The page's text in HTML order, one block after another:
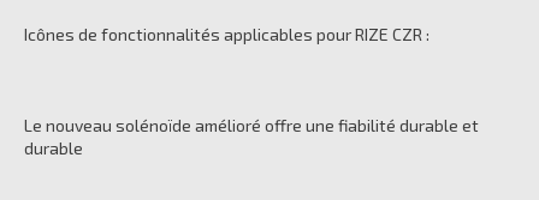
Icônes de fonctionnalités applicables pour RIZE CZR :
Le nouveau solénoïde amélioré offre une fiabilité durable et
durable